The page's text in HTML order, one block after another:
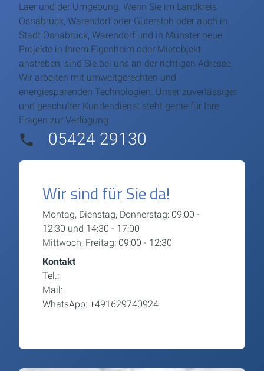
Laer und der Umgebung. Wenn Sie im Landkreis
Osnabrück, Warendorf oder Gütersloh oder auch in
Stadt Osnabrück, Warendorf und in Münster neue
Projekte in Ihrem Eigenheim oder Mietobjekt
anstreben, sind Sie bei uns an der richtigen Adresse.
Wir arbeiten mit umweltgerechten und
energiesparenden Technologien. Unser zuverlässiger
und geschulter Kundendienst steht gerne für Ihre
Fragen zur Verfügung.
05424 29130
Wir sind für Sie da!
Montag, Dienstag, Donnerstag: 09:00 -
12:30 und 14:30 - 17:00
Mittwoch, Freitag: 09:00 - 12:30
Kontakt
Tel.:
Mail:
WhatsApp: +491629740924